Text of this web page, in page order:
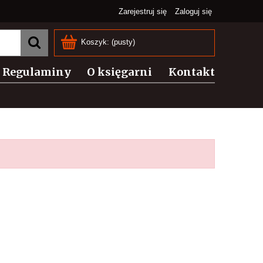
Zarejestruj się Zaloguj się
Koszyk: (pusty)
Regulaminy O księgarni Kontakt